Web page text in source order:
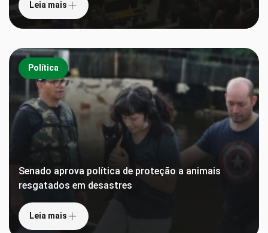
Leia mais
Política
Senado aprova política de proteção a animais
resgatados em desastres
Leia mais